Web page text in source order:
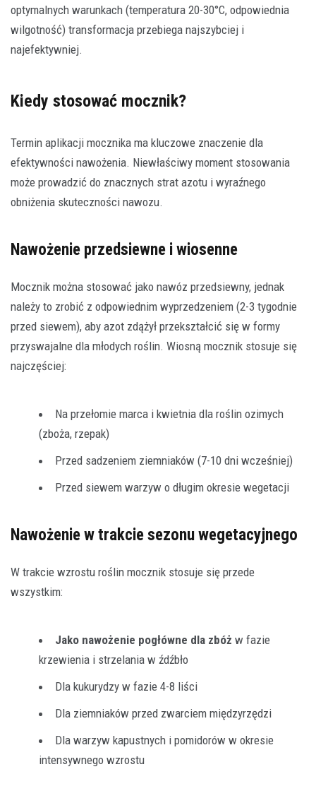
optymalnych warunkach (temperatura 20-30°C, odpowiednia
wilgotność) transformacja przebiega najszybciej i
najefektywniej.
Kiedy stosować mocznik?
Termin aplikacji mocznika ma kluczowe znaczenie dla
efektywności nawożenia. Niewłaściwy moment stosowania
może prowadzić do znacznych strat azotu i wyraźnego
obniżenia skuteczności nawozu.
Nawożenie przedsiewne i wiosenne
Mocznik można stosować jako nawóz przedsiewny, jednak
należy to zrobić z odpowiednim wyprzedzeniem (2-3 tygodnie
przed siewem), aby azot zdążył przekształcić się w formy
przyswajalne dla młodych roślin. Wiosną mocznik stosuje się
najczęściej:
Na przełomie marca i kwietnia dla roślin ozimych
(zboża, rzepak)
Przed sadzeniem ziemniaków (7-10 dni wcześniej)
Przed siewem warzyw o długim okresie wegetacji
Nawożenie w trakcie sezonu wegetacyjnego
W trakcie wzrostu roślin mocznik stosuje się przede
wszystkim:
Jako nawożenie pogłówne dla zbóż w fazie
krzewienia i strzelania w źdźbło
Dla kukurydzy w fazie 4-8 liści
Dla ziemniaków przed zwarciem międzyrzędzi
Dla warzyw kapustnych i pomidorów w okresie
intensywnego wzrostu